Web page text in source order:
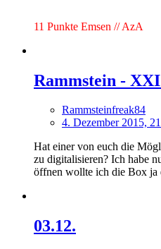
11 Punkte Emsen // AzA
Rammstein -
Rammsteinfreak84
4. Dezember 2015,
Hat einer von euch die
zu digitalisieren? Ich habe
öffnen wollte ich die Box ja
03.12.